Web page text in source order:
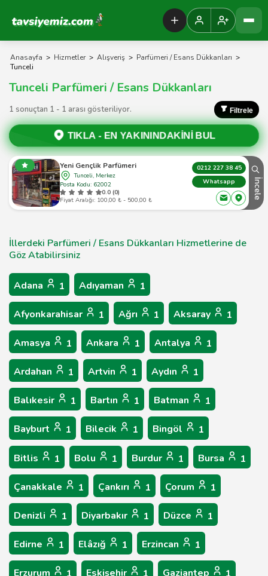
Tavsiyemiz Anasayfa
Anasayfa > Hizmetler > Alışveriş > Parfümeri / Esans Dükkanları >
Tunceli
Tunceli Parfümeri / Esans Dükkanları
1 sonuçtan 1 - 1 arası gösteriliyor. Filtrele
TIKLA - EN YAKININDAKİNİ BUL
Yeni Gençlik Parfümeri
Tunceli, Merkez
Posta Kodu: 62002
0.0 (0)
Fiyat Aralığı: 100,00 ₺ - 500,00 ₺
0212 227 38 45
Whatsapp
İncele
İllerdeki Parfümeri / Esans Dükkanları Hizmetlerine de
Göz Atabilirsiniz
Adana 1 Adıyaman 1
Afyonkarahisar 1 Ağrı 1 Aksaray 1
Amasya 1 Ankara 1 Antalya 1
Ardahan 1 Artvin 1 Aydın 1
Balıkesir 1 Bartın 1 Batman 1
Bayburt 1 Bilecik 1 Bingöl 1
Bitlis 1 Bolu 1 Burdur 1 Bursa 1
Çanakkale 1 Çankırı 1 Çorum 1
Denizli 1 Diyarbakır 1 Düzce 1
Edirne 1 Elâzığ 1 Erzincan 1
Erzurum Eskişehir Gaziantep